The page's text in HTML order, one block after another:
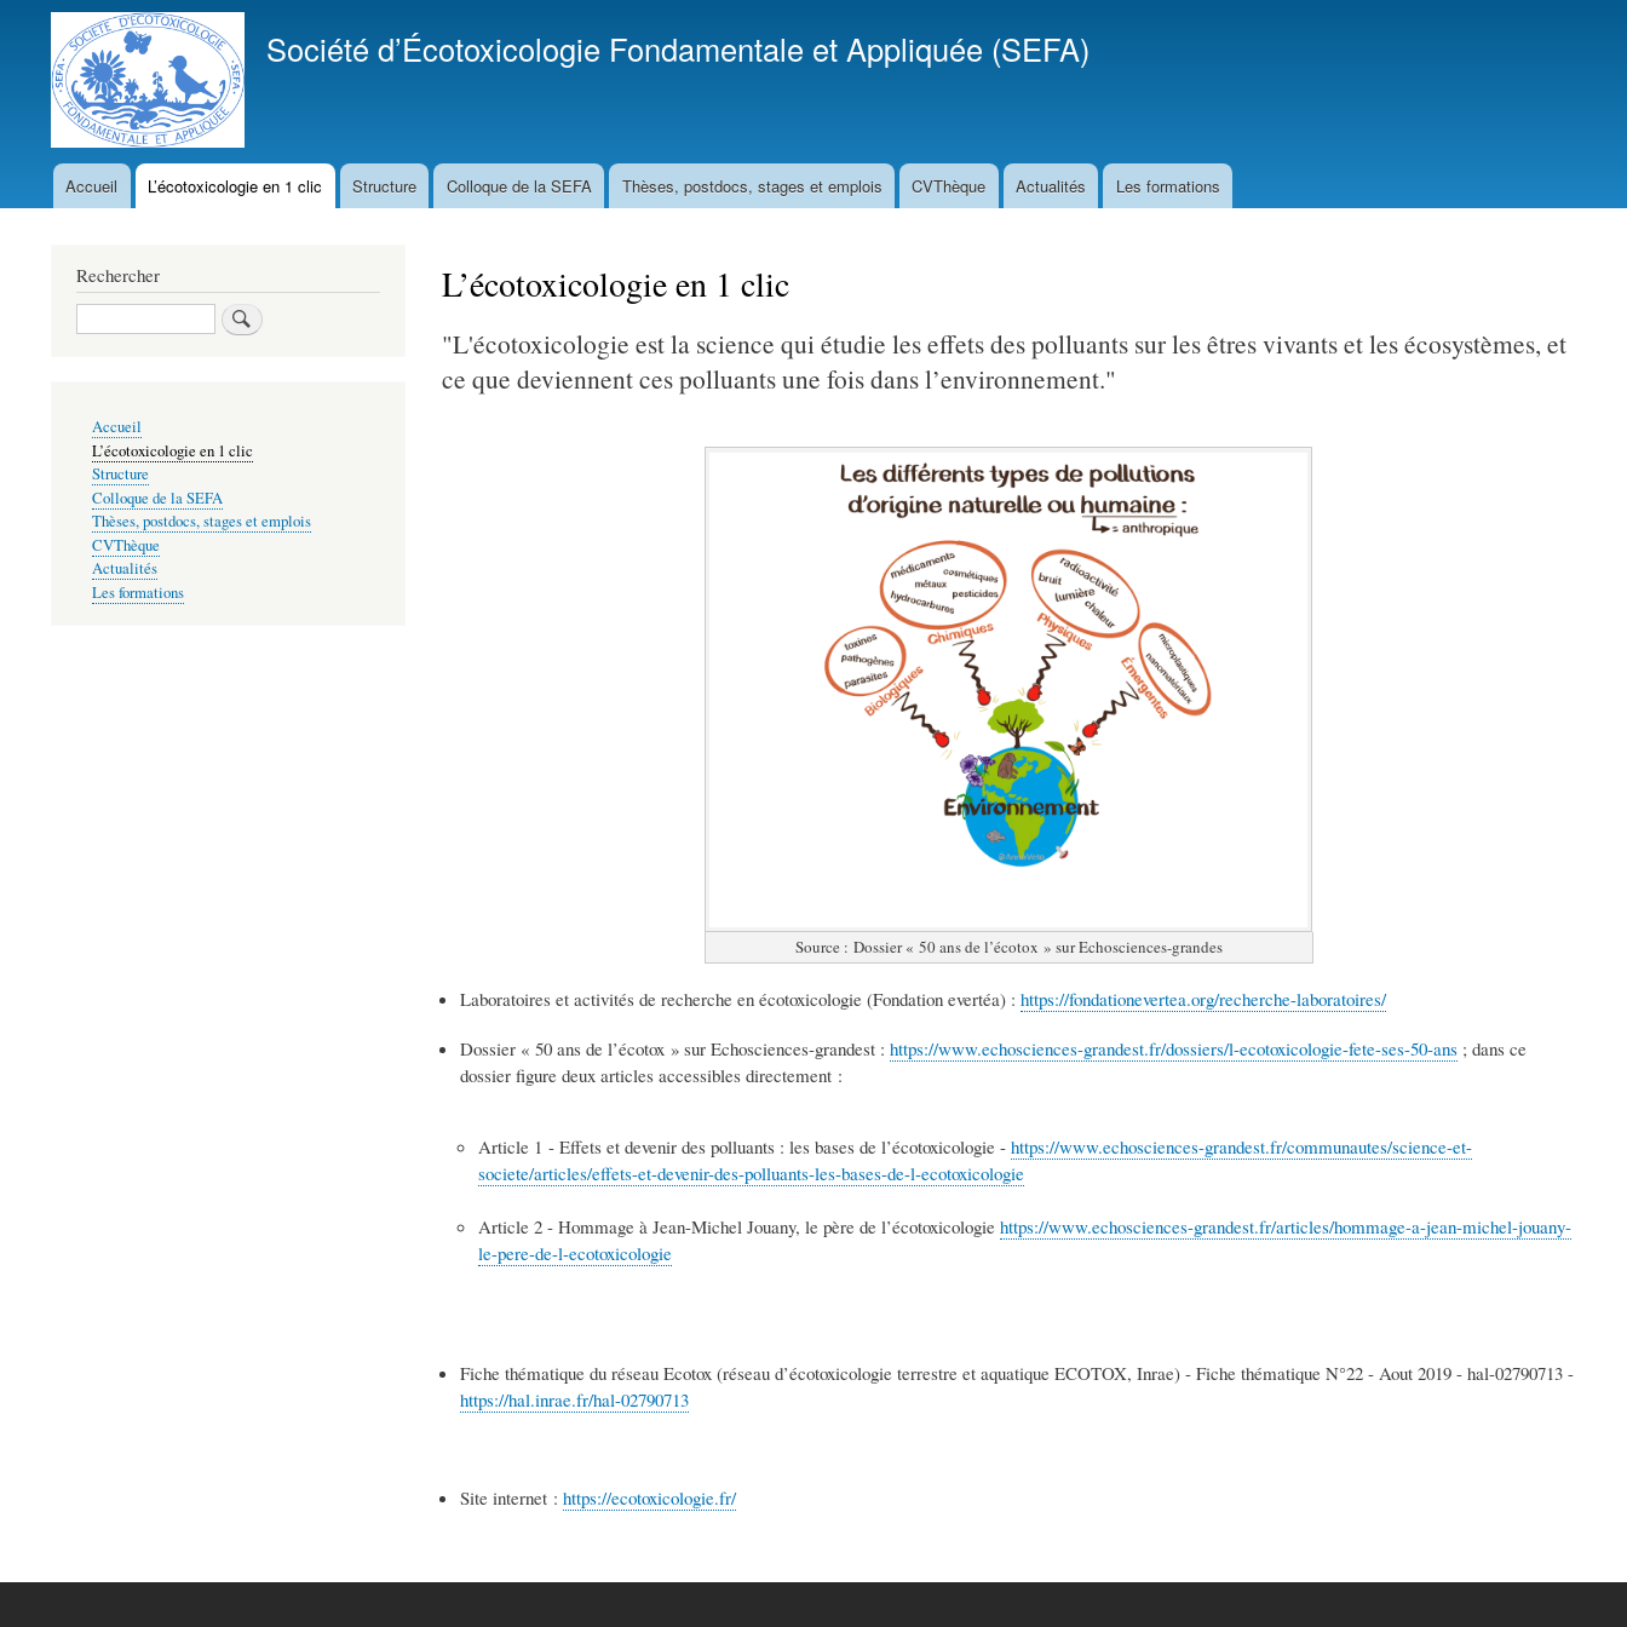
au
contenu
Société d’Écotoxicologie Fondamentale et Appliquée (SEFA)
Navigation
Accueil L’écotoxicologie en 1 clic Structure Colloque de la SEFA Thèses, postdocs, stages et emplois CVThèque Actualités Les formations
L’écotoxicologie en 1 clic
"L'écotoxicologie est la science qui étudie les effets des polluants sur les êtres vivants et les écosystèmes, et
ce que deviennent ces polluants une fois dans l’environnement."
Source : Dossier « 50 ans de l’écotox » sur Echosciences-grandes
Laboratoires et activités de recherche en écotoxicologie (Fondation evertéa) : https://fondationevertea.org/recherche-laboratoires/
Dossier « 50 ans de l’écotox » sur Echosciences-grandest : https://www.echosciences-grandest.fr/dossiers/l-ecotoxicologie-fete-ses-50-ans; dans ce
dossier figure deux articles accessibles directement :
Article 1 - Effets et devenir des polluants : les bases de l’écotoxicologie - https://www.echosciences-grandest.fr/communautes/science-et-
societe/articles/effets-et-devenir-des-polluants-les-bases-de-l-ecotoxicologie
Article 2 - Hommage à Jean-Michel Jouany, le père de l’écotoxicologie https://www.echosciences-grandest.fr/articles/hommage-a-jean-michel-jouany-
le-pere-de-l-ecotoxicologie
Fiche thématique du réseau Ecotox (réseau d’écotoxicologie terrestre et aquatique ECOTOX, Inrae) - Fiche thématique N°22 - Aout 2019 - hal-02790713 -
https://hal.inrae.fr/hal-02790713
Site internet : https://ecotoxicologie.fr/
Rechercher
Search
principale
Accueil
L’écotoxicologie en 1 clic
Structure
Colloque de la SEFA
Thèses, postdocs, stages et emplois
CVThèque
Actualités
Les formations